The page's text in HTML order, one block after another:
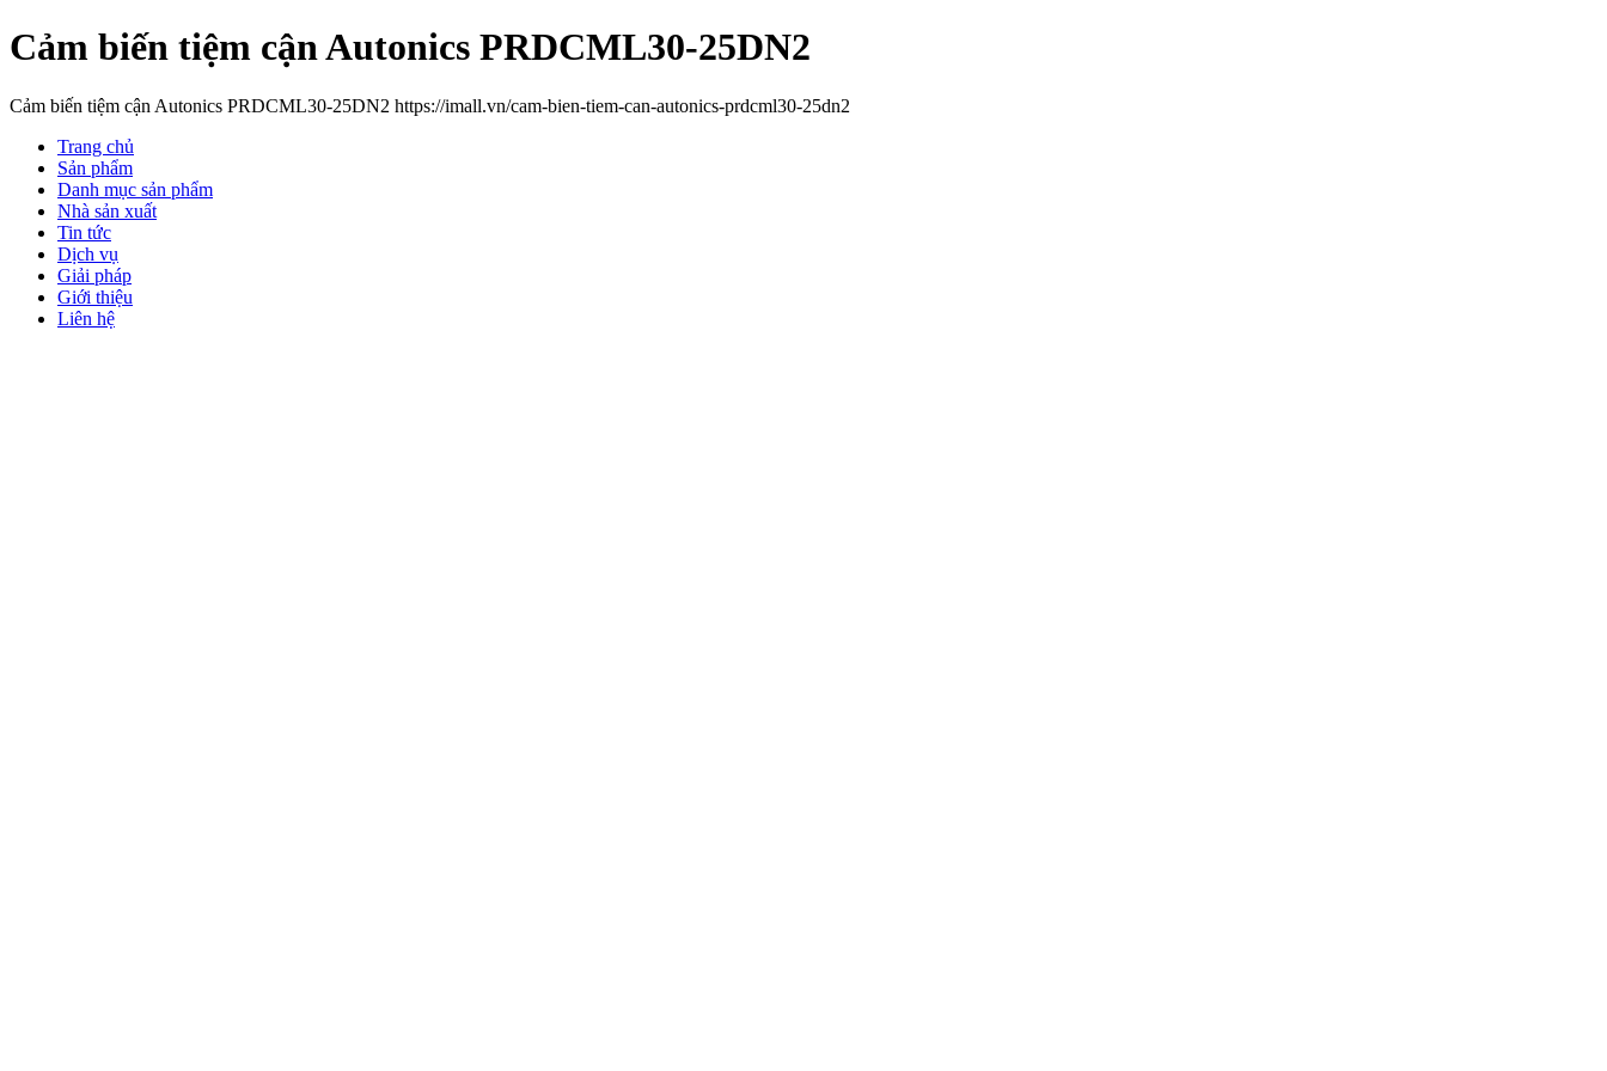
Cảm biến tiệm cận Autonics PRDCML30-25DN2
Cảm biến tiệm cận Autonics PRDCML30-25DN2 https://imall.vn/cam-bien-tiem-can-autonics-prdcml30-25dn2
Trang chủ
Sản phẩm
Danh mục sản phẩm
Nhà sản xuất
Tin tức
Dịch vụ
Giải pháp
Giới thiệu
Liên hệ